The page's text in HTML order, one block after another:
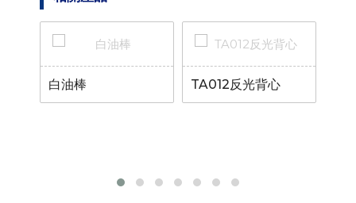
白油棒
TA012反光背心